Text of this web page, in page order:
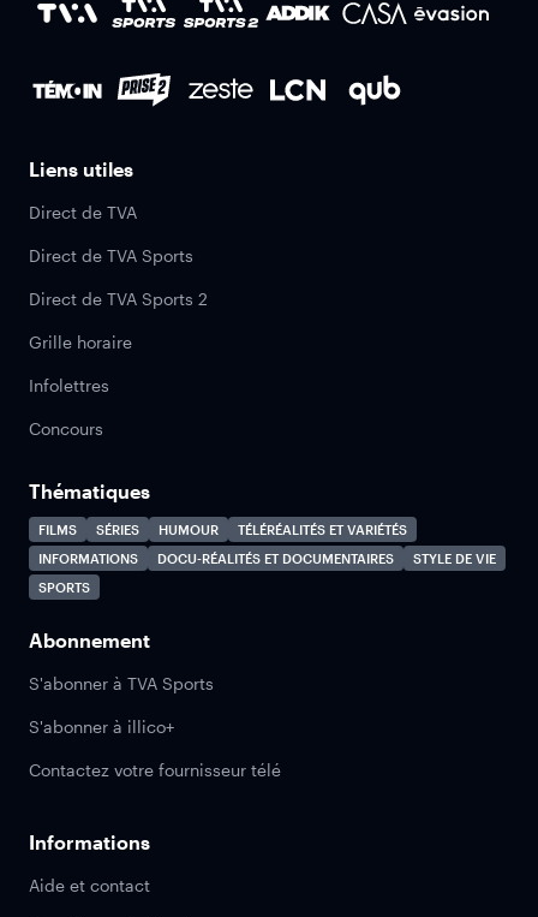
Liens utiles
Direct de TVA
Direct de TVA Sports
Direct de TVA Sports 2
Grille horaire
Infolettres
Concours
Thématiques
FILMS SÉRIES HUMOUR
TÉLÉRÉALITÉS ET VARIÉTÉS
INFORMATIONS
DOCU-RÉALITÉS ET DOCUMENTAIRES
STYLE DE VIE
SPORTS
Abonnement
S'abonner à TVA Sports
S'abonner à illico+
Contactez votre fournisseur télé
Informations
Aide et contact